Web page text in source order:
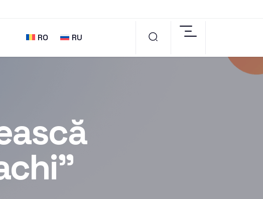
RO RU